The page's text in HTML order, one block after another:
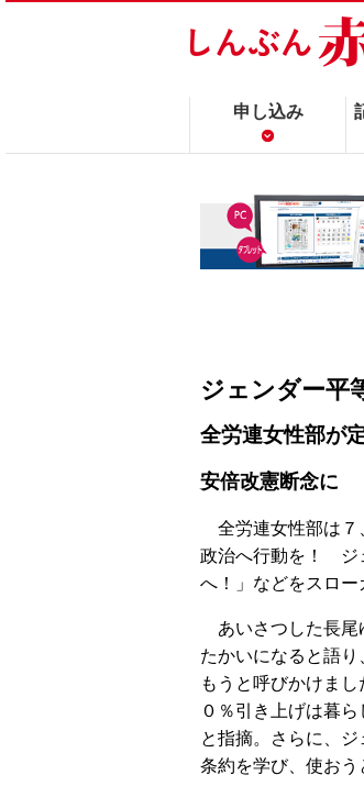
申し込み
ジェンダー平
全労連女性部が
安倍改憲断念に
全労連女性部は７
政治へ行動を！ ジ
へ！」などをスロー
あいさつした長尾
たかいになると語
もうと呼びかけま
０％引き上げは暮
と指摘。さらに、
条約を学び、使おう